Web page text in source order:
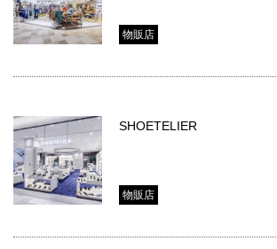
物販店
SHOETELIER
物販店